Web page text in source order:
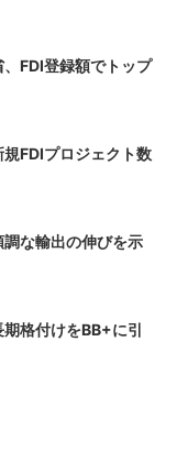
FDI登録額でトップ
FDIプロジェクト数
な輸出の伸びを示
格付けをBB+に引